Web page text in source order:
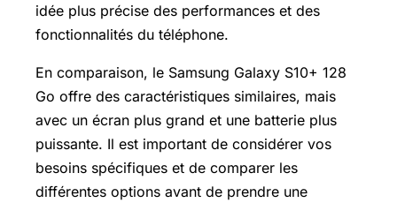
idée plus précise des performances et des
fonctionnalités du téléphone.
En comparaison, le Samsung Galaxy S10+ 128
Go offre des caractéristiques similaires, mais
avec un écran plus grand et une batterie plus
puissante. Il est important de considérer vos
besoins spécifiques et de comparer les
différentes options avant de prendre une